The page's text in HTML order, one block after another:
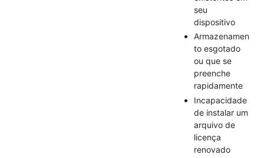
seu
dispositivo
Armazenamen
to esgotado
ou que se
preenche
rapidamente
Incapacidade
de instalar um
arquivo de
licença
renovado